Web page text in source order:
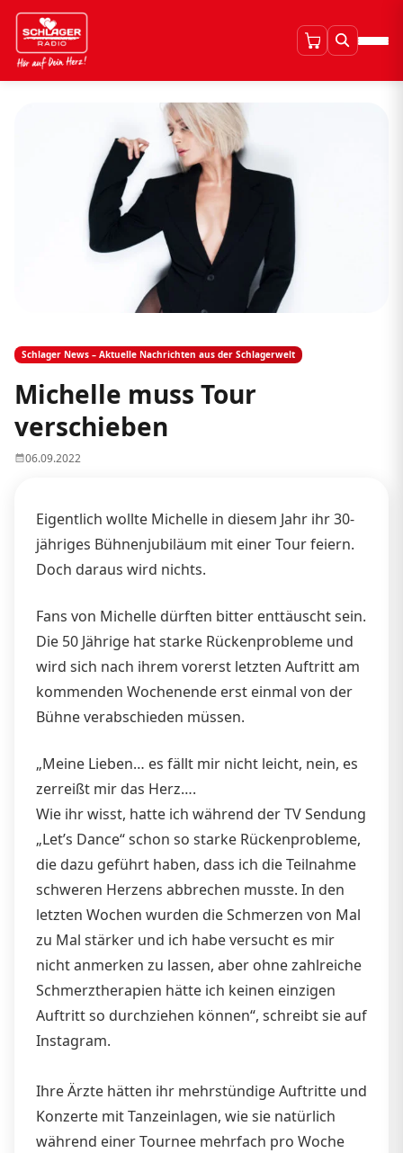
Schlager News – Aktuelle Nachrichten aus der Schlagerwelt
Michelle muss Tour
verschieben
06.09.2022
Eigentlich wollte Michelle in diesem Jahr ihr 30-
jähriges Bühnenjubiläum mit einer Tour feiern.
Doch daraus wird nichts.
Fans von Michelle dürften bitter enttäuscht sein.
Die 50 Jährige hat starke Rückenprobleme und
wird sich nach ihrem vorerst letzten Auftritt am
kommenden Wochenende erst einmal von der
Bühne verabschieden müssen.
„Meine Lieben… es fällt mir nicht leicht, nein, es
zerreißt mir das Herz….
Wie ihr wisst, hatte ich während der TV Sendung
„Let’s Dance“ schon so starke Rückenprobleme,
die dazu geführt haben, dass ich die Teilnahme
schweren Herzens abbrechen musste. In den
letzten Wochen wurden die Schmerzen von Mal
zu Mal stärker und ich habe versucht es mir
nicht anmerken zu lassen, aber ohne zahlreiche
Schmerztherapien hätte ich keinen einzigen
Auftritt so durchziehen können“, schreibt sie auf
Instagram.
Ihre Ärzte hätten ihr mehrstündige Auftritte und
Konzerte mit Tanzeinlagen, wie sie natürlich
während einer Tournee mehrfach pro Woche